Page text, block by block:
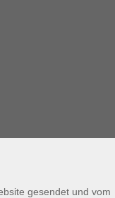
gesendet und vom